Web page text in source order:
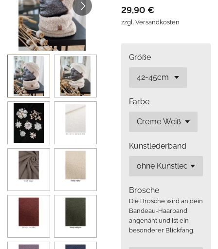
29,90 €
zzgl. Versandkosten
Größe
Farbe
Kunstlederband
Brosche
Die Brosche wird an dein
Bandeau-Haarband
angenäht und ist ein
besonderer Blickfang.